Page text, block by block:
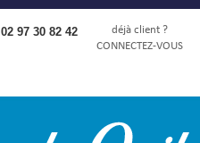
02 97 30 82 42
déjà client ?
CONNECTEZ-VOUS